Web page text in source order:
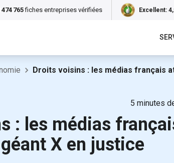
474 765 fiches entreprises vérifiées Excellent:
Droits voisins : les médias français
5 minutes
: les médias
X en justice